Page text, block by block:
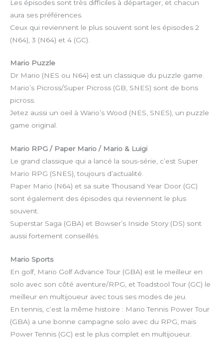
Les épisodes sont très difficiles à départager, et chacun
aura ses préférences.
Ceux qui reviennent le plus souvent sont les épisodes 2
(N64), 3 (N64) et 4 (GC).
Mario Puzzle
Dr Mario (NES ou N64) est un classique du puzzle game.
Mario’s Picross/Super Picross (GB, SNES) sont de bons
picross.
Jetez aussi un oeil à Wario’s Wood (NES, SNES), un puzzle
game original.
Mario RPG / Paper Mario / Mario & Luigi
Le grand classique qui a lancé la sous-série, c’est Super
Mario RPG (SNES), toujours d’actualité.
Paper Mario (N64) et sa suite Thousand Year Door (GC)
sont également des épisodes qui reviennent le plus
souvent.
Superstar Saga (GBA) et Bowser’s Inside Story (DS) sont
aussi fortement conseillés.
Mario Sports
En golf, Mario Golf Advance Tour (GBA) est le meilleur en
solo avec son côté aventure/RPG, et Toadstool Tour (GC) le
meilleur en multijoueur avec tous ses modes de jeu.
En tennis, c’est la même histoire : Mario Tennis Power Tour
(GBA) a une bonne campagne solo avec du RPG, mais
Power Tennis (GC) est le plus complet en multijoueur.